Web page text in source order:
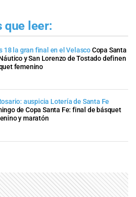
que leer:
18 la gran final en el VelascoCopa Santa
y San Lorenzo de Tostado definen
femenino
auspicia Lotería de Santa Fe
de Copa Santa Fe: final de básquet
y maratón